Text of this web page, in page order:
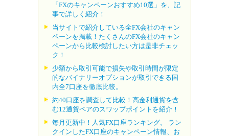
「FXのキャンペーンおすすめ10選」を、記
事で詳しく紹介！
当サイトで紹介している全FX会社のキャン
ペーンを掲載！たくさんのFX会社のキャン
ペーンから比較検討したい方は是非チェッ
ク！
少額から取引可能で損失や取引時間が限定
的なバイナリーオプションが取引できる国
内全7口座を徹底比較。
約40口座を調査して比較！高金利通貨を含
む12通貨ペアのスワップポイントを紹介！
毎月更新中！人気FX口座ランキング。 ラン
クインしたFX口座のキャンペーン情報、お